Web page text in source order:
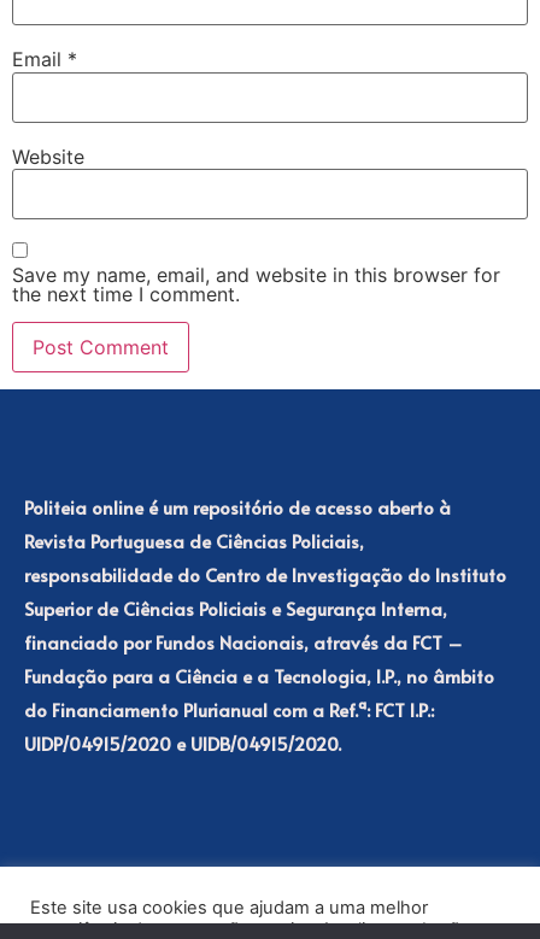
Email *
Website
Save my name, email, and website in this browser for
the next time I comment.
Politeia online é um repositório de acesso aberto à
Revista Portuguesa de Ciências Policiais,
responsabilidade do Centro de Investigação do Instituto
Superior de Ciências Policiais e Segurança Interna,
financiado por Fundos Nacionais, através da FCT –
Fundação para a Ciência e a Tecnologia, I.P., no âmbito
do Financiamento Plurianual com a Ref.ª: FCT I.P.:
UIDP/04915/2020 e UIDB/04915/2020.
Este site usa cookies que ajudam a uma melhor
experiência de navegação no site. Ao clicar no botão